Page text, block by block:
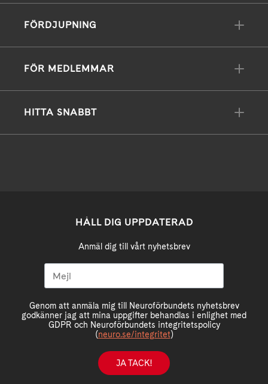
FÖRDJUPNING
FÖR MEDLEMMAR
HITTA SNABBT
HÅLL DIG UPPDATERAD
Anmäl dig till vårt nyhetsbrev
Genom att anmäla mig till Neuroförbundets nyhetsbrev
godkänner jag att mina uppgifter behandlas i enlighet med
GDPR och Neuroförbundets integritetspolicy
(neuro.se/integritet)
JA TACK!